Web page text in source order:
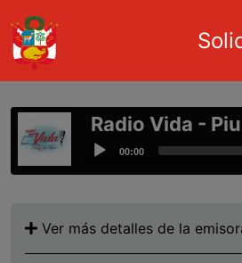
Pasar al contenido principal
Main
Radio Vida -
Audio00:00
Ver más detalles de la